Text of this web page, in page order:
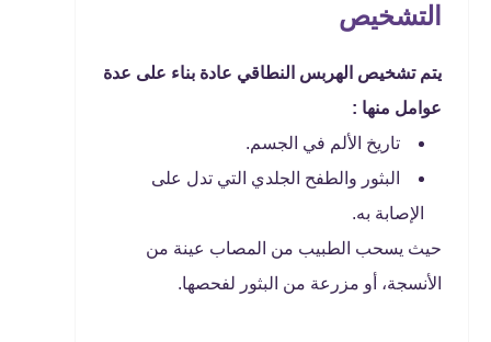
التشخيص
يتم تشخيص الهربس النطاقي عادة بناء على عدة
عوامل منها :
تاريخ الألم في الجسم.
البثور والطفح الجلدي التي تدل على
الإصابة به.
حيث يسحب الطبيب من المصاب عينة من
الأنسجة، أو مزرعة من البثور لفحصها.